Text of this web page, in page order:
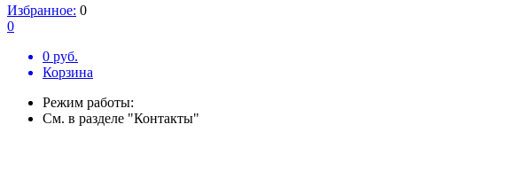
Избранное: 0
0
0 руб.
Корзина
Режим работы:
См. в разделе "Контакты"